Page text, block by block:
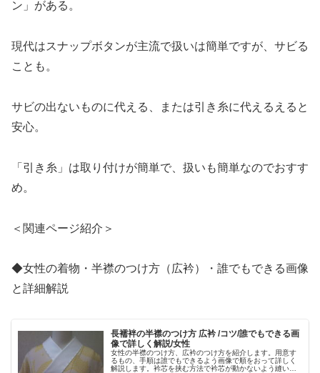
ン」がある。
現代はスナップボタンが主流で扱いは簡単ですが、サビる
ことも。
サビの出ないものに代える、または引き糸に代えるえると
安心。
「引き糸」は取り付けが簡単で、扱いも簡単なのでおすす
め。
＜関連ページ紹介＞
◆女性の着物・半襟のつけ方（広衿）・誰でもできる画像
と詳細解説
長襦袢の半襟のつけ方 広衿 /コツ/誰でもできる画
像で詳しく解説/女性
女性の半襟のつけ方、広衿のつけ方を紹介します。用意す
るもの、手順は誰でもできるよう画像で順をおって詳しく
解説します。衿芯を挟む方法で衿芯が動かないよう縫い留